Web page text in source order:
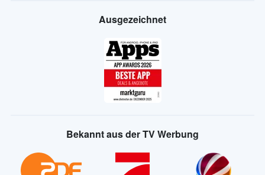
Ausgezeichnet
Bekannt aus der TV Werbung